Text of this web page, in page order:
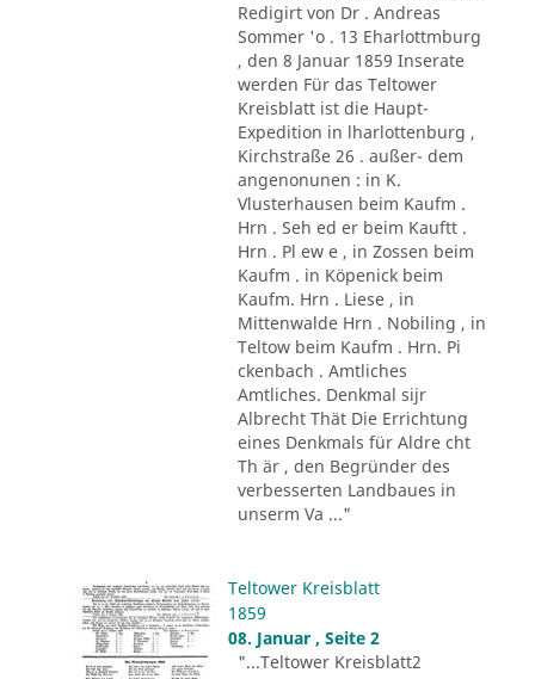
Redigirt von Dr . Andreas
Sommer 'o . 13 Eharlottmburg
, den 8 Januar 1859 Inserate
werden Für das Teltower
Kreisblatt ist die Haupt-
Expedition in lharlottenburg ,
Kirchstraße 26 . außer- dem
angenonunen : in K.
Vlusterhausen beim Kaufm .
Hrn . Seh ed er beim Kauftt .
Hrn . Pl ew e , in Zossen beim
Kaufm . in Köpenick beim
Kaufm. Hrn . Liese , in
Mittenwalde Hrn . Nobiling , in
Teltow beim Kaufm . Hrn. Pi
ckenbach . Amtliches
Amtliches. Denkmal sijr
Albrecht Thät Die Errichtung
eines Denkmals für Aldre cht
Th är , den Begründer des
verbesserten Landbaues in
unserm Va ..."
Teltower Kreisblatt
1859
08. Januar , Seite 2
"...Teltower Kreisblatt2